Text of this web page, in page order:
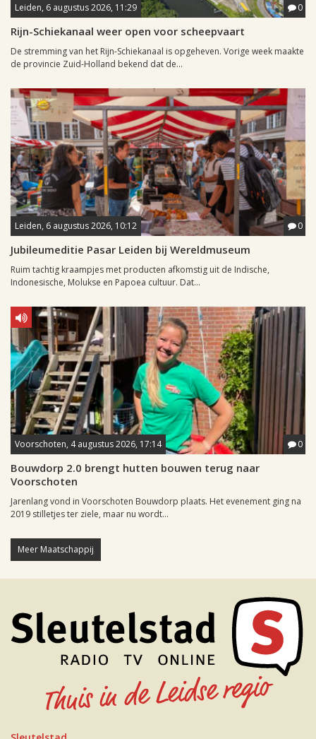
Leiden, 6 augustus 2026, 11:29 0
Rijn-Schiekanaal weer open voor scheepvaart
De stremming van het Rijn-Schiekanaal is opgeheven. Vorige week maakte
de provincie Zuid-Holland bekend dat de...
Leiden, 6 augustus 2026, 10:12 0
Jubileumeditie Pasar Leiden bij Wereldmuseum
Ruim tachtig kraampjes met producten afkomstig uit de Indische,
Indonesische, Molukse en Papoea cultuur. Dat...
Voorschoten, 4 augustus 2026, 17:14 0
Bouwdorp 2.0 brengt hutten bouwen terug naar
Voorschoten
Jarenlang vond in Voorschoten Bouwdorp plaats. Het evenement ging na
2019 stilletjes ter ziele, maar nu wordt...
Meer Maatschappij